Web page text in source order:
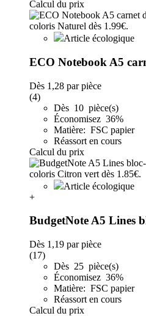
Calcul du prix
Article écologique
ECO Notebook A5
Dès 1,28 par pièce
(4)
Dès 10 pièce(s)
Économisez 36%
Matière: FSC papier
Réassort en cours
Calcul du prix
Article écologique
+
BudgetNote A5 Lines
Dès 1,19 par pièce
(17)
Dès 25 pièce(s)
Économisez 36%
Matière: FSC papier
Réassort en cours
Calcul du prix